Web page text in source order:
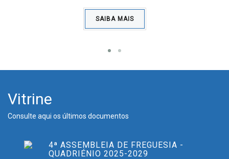
SAIBA MAIS
Vitrine
Consulte aqui os últimos documentos
4ª ASSEMBLEIA DE FREGUESIA -
QUADRIÉNIO 2025-2029